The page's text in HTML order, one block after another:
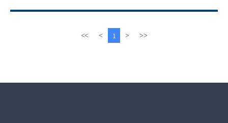
핵심원천기술개발(R&D)사업의 일환으로 과학기술정보통신부와
정보통신기획평가원(IITP)의 후원으로 설립된 연구조직으로서
현재 KAIST 김재철AI대학원 성남연구센터에 자리잡고 있다.
알고리즘으로 학습되는 인공지능은 학습예제에 편향되어 신뢰할
문제점을 해결하기 위해, 왜 인공지능이 특정 결과를 추론했는지
판단근거를 설명할 수 있도록 개발되었다. 설명가능한
공동연구팀은 다중 규모 및 다중물체의 특징 추출 구조인
<< <이
전
1 > >>